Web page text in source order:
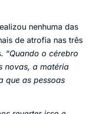
nenhuma das
de atrofia nas três
“Quando o cérebro
novas, a matéria
que as pessoas